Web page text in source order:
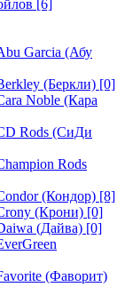
[6]
Garcia (Абу
(Беркли) [0]
Noble (Кара
Rods (СиДи
Rods
(Кондор) [8]
(Крони) [0]
(Дайва) [0]
(Фаворит)